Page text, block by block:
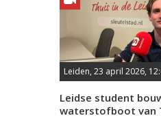
Inklappen
Leiden, 23 april 2026,
Leidse student
waterstofboot van